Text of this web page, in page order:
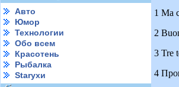
Авто
Юмор
Технологии
Обо всем
Красотень
Рыбалка
Starухи
1 Ma
2
3 Tre
4